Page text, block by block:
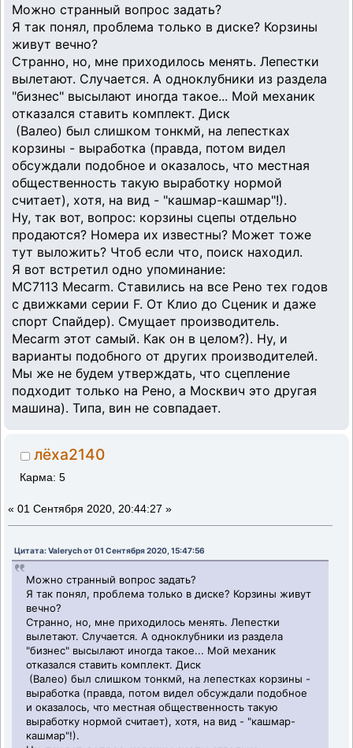
Можно странный вопрос задать?
Я так понял, проблема только в диске? Корзины
живут вечно?
Странно, но, мне приходилось менять. Лепестки
вылетают. Случается. А одноклубники из раздела
"бизнес" высылают иногда такое... Мой механик
отказался ставить комплект. Диск
(Валео) был слишком тонкмй, на лепестках
корзины - выработка (правда, потом видел
обсуждали подобное и оказалось, что местная
общественность такую выработку нормой
считает), хотя, на вид - "кашмар-кашмар"!).
Ну, так вот, вопрос: корзины сцепы отдельно
продаются? Номера их известны? Может тоже
тут выложить? Чтоб если что, поиск находил.
Я вот встретил одно упоминание:
MC7113 Mecarm. Ставились на все Рено тех годов
с движками серии F. От Клио до Сценик и даже
спорт Спайдер). Смущает производитель.
Mecarm этот самый. Как он в целом?). Ну, и
варианты подобного от других производителей.
Мы же не будем утверждать, что сцепление
подходит только на Рено, а Москвич это другая
машина). Типа, вин не совпадает.
лёха2140
Карма: 5
« 01 Сентября 2020, 20:44:27 »
Цитата: Valerych от 01 Сентября 2020, 15:47:56
Можно странный вопрос задать?
Я так понял, проблема только в диске? Корзины живут
вечно?
Странно, но, мне приходилось менять. Лепестки
вылетают. Случается. А одноклубники из раздела
"бизнес" высылают иногда такое... Мой механик
отказался ставить комплект. Диск
(Валео) был слишком тонкмй, на лепестках корзины -
выработка (правда, потом видел обсуждали подобное
и оказалось, что местная общественность такую
выработку нормой считает), хотя, на вид - "кашмар-
кашмар"!).